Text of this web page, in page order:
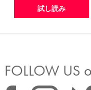
試し読み
FOLLOW US